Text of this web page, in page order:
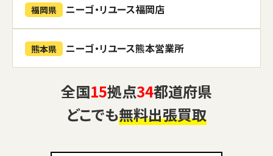
福岡県 ニーゴ・リユース福岡店
熊本県 ニーゴ・リユース熊本営業所
全国15拠点34都道府県
どこでも無料出張買取